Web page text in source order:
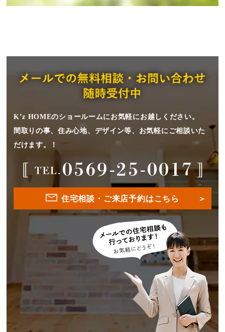
K’z HOMEのショールームにお気軽にお越しください。
間取りの事、住み心地、デザイン等、お気軽にご相談いた
だけます。！
住宅相談・ご来店予約はこちら